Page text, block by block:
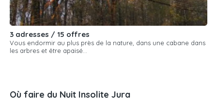
3 adresses / 15 offres
Vous endormir au plus près de la nature, dans une cabane dans
les arbres et être apaisé...
Où faire du Nuit Insolite Jura